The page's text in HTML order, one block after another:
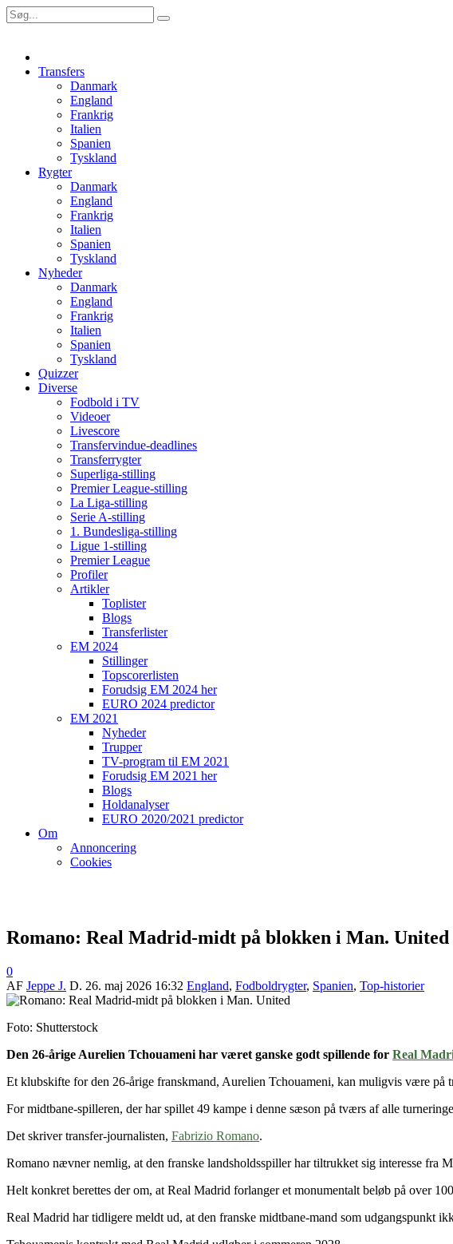
Transfers
Danmark
England
Frankrig
Italien
Spanien
Tyskland
Rygter
Danmark
England
Frankrig
Italien
Spanien
Tyskland
Nyheder
Danmark
England
Frankrig
Italien
Spanien
Tyskland
Quizzer
Diverse
Fodbold i TV
Videoer
Livescore
Transfervindue-deadlines
Transferrygter
Superliga-stilling
Premier League-stilling
La Liga-stilling
Serie A-stilling
1. Bundesliga-stilling
Ligue 1-stilling
Premier League
Profiler
Artikler
Toplister
Blogs
Transferlister
EM 2024
Stillinger
Topscorerlisten
Forudsig EM 2024 her
EURO 2024 predictor
EM 2021
Nyheder
Trupper
TV-program til EM 2021
Forudsig EM 2021 her
Blogs
Holdanalyser
EURO 2020/2021 predictor
Om
Annoncering
Cookies
Romano: Real Madrid-midt på blokken i Man. United
0
AF Jeppe J. D. 26. maj 2026 16:32 England, Fodboldrygter, Spanien, Top-historier
Foto: Shutterstock
Den 26-årige Aurelien Tchouameni har været ganske godt spillende for Real
Et klubskifte for den 26-årige franskmand, Aurelien Tchouameni, kan muligvis være på
For midtbane-spilleren, der har spillet 49 kampe i denne sæson på tværs af alle
Det skriver transfer-journalisten, Fabrizio Romano.
Romano nævner nemlig, at den franske landsholdsspiller har tiltrukket sig interesse fra
Helt konkret berettes der om, at Real Madrid forlanger et monumentalt beløb på over
Real Madrid har tidligere meldt ud, at den franske midtbane-mand som udgangspunkt